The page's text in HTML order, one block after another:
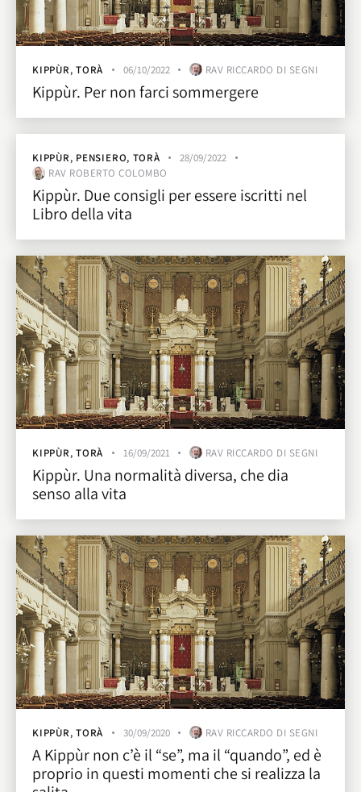
KIPPÙR,TORÀ 06/10/2022 RAV RICCARDO DI SEGNI
Kippùr. Per non farci sommergere
KIPPÙR, PENSIERO, TORÀ
28/09/2022
RAV ROBERTO COLOMBO
Kippùr. Due consigli per essere iscritti nel
Libro della vita
KIPPÙR,TORÀ 16/09/2021 RAV RICCARDO DI SEGNI
Kippùr. Una normalità diversa, che dia
senso alla vita
KIPPÙR,TORÀ 30/09/2020 RAV RICCARDO DI SEGNI
A Kippùr non c’è il “se”, ma il “quando”, ed è
proprio in questi momenti che si realizza la